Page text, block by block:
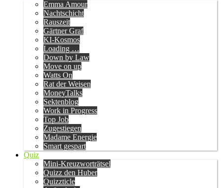
Emma Amour
Nachtschicht
Rauszeit
Gärtner Graf
KI-Kosmos
Loading …
Down by Law
Move on up
Watts On
Rat der Weisen
MoneyTalks
Sektenblog
Work in Progress
Top Job
Zugestiegen
Madame Energie
Smart gespart
Quiz
Mini-Kreuzworträtsel
Quizz den Huber
Quizzticle